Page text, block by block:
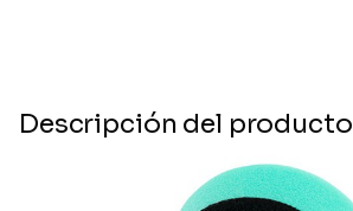
Descripción del producto